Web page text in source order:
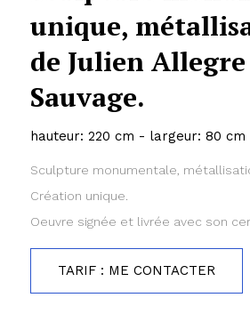
unique,
de Julien
Sauvage.
hauteur: 220 cm - largeur: 80 cm
Sculpture monumentale,
Création unique.
Oeuvre signée et livrée avec son
TARIF : ME CONTACTER